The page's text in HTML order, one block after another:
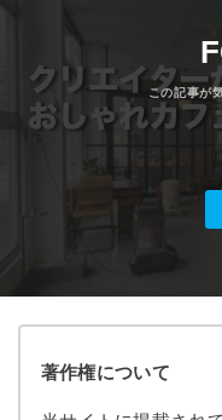
著作権について